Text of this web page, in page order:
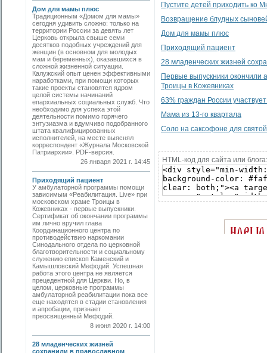
Дом для мамы плюс
Традиционным «Домом для мамы»
сегодня удивить сложно: только на
территории России за девять лет
Церковь открыла свыше семи
десятков подобных учреждений для
женщин (в основном для молодых
мам и беременных), оказавшихся в
сложной жизненной ситуации.
Калужский опыт ценен эффективными
наработками, при помощи которых
такие проекты становятся ядром
целой системы начинаний
епархиальных социальных служб. Что
необходимо для успеха этой
деятельности помимо горячего
энтузиазма и вдумчиво подобранного
штата квалифицированных
исполнителей, на месте выяснял
корреспондент «Журнала Московской
Патриархии». PDF-версия.
26 января 2021 г. 14:45
Приходящий пациент
У амбулаторной программы помощи
зависимым «Реабилитация. Live» при
московском храме Троицы в
Кожевниках - первые выпускники.
Cертификат об окончании программы
им лично вручил глава
Координационного центра по
противодействию наркомании
Синодального отдела по церковной
благотворительности и социальному
служению епископ Каменский и
Камышловский Мефодий. Успешная
работа этого центра не является
прецедентной для Церкви. Но, в
целом, церковные программы
амбулаторной реабилитации пока все
еще находятся в стадии становления
и апробации, признает
преосвященный Мефодий.
8 июня 2020 г. 14:00
28 младенческих жизней
сохранили в православном
Пустите детей приходить ко
Возвращение блудных
Дом для мамы плюс
Приходящий пациент
28 младенческих жизней
Первые выпускники окончили
Троицы в Кожевниках
63% граждан России
Мама из 13-го квартала
Соло на саксофоне для
HTML-код для сайта или блога: